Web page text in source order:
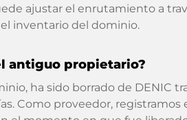
ajustar el enrutamiento a
inventario del dominio.
antiguo propietario?
ha sido borrado de DENIC
Como proveedor, registramos